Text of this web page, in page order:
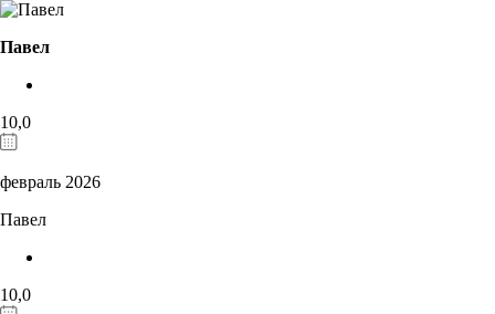
Павел
10,0
февраль 2026
Павел
10,0